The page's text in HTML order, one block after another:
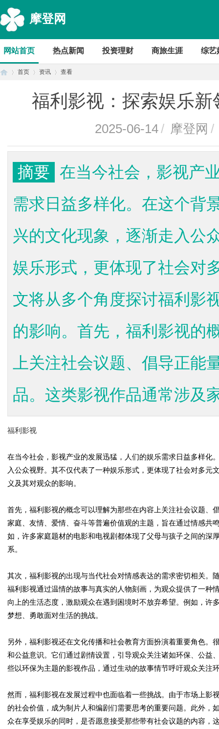
摩登网
网站首页 热点新闻 投资理财 商旅生涯 综艺
首页 资讯 查看
福利影视：探索娱乐
2025-06-14/ 摩登网 /
摘要 在当今社会，影视产
需求日益多样化。在这个背
兴的文化现象，逐渐走入公
娱乐形式，更体现了社会对
文将从多个角度探讨福利影
的影响。首先，福利影视的
上关注社会议题、倡导正能
品。这类影视作品通常涉及
福利影视
在当今社会，影视产业的发展迅猛，人们的娱乐需求日益多样化
入公众视野。其不仅代表了一种娱乐形式，更体现了社会对多
义及其对观众的影响。
首先，福利影视的概念可以理解为那些在内容上关注社会议题、
家庭、友情、爱情、奋斗等普遍价值观的主题，旨在通过情感共
如，许多家庭题材的电影和电视剧都体现了父母与孩子之间的深
系。
其次，福利影视的出现与当代社会对情感表达的需求密切相关。
福利影视通过温情的故事与真实的人物刻画，为观众提供了一种
向上的生活态度，激励观众在遇到困境时不放弃希望。例如，
梦想、勇敢面对生活的挑战。
另外，福利影视还在文化传播和社会教育方面扮演着重要角色
和公益意识。它们通过剧情设置，引导观众关注诸如环保、公益
些以环保为主题的影视作品，通过生动的故事情节呼吁观众关注
然而，福利影视在发展过程中也面临着一些挑战。由于市场上影
的社会价值，成为制片人和编剧们需要思考的重要问题。此外
众在享受娱乐的同时，是否愿意接受那些带有社会议题的内容，